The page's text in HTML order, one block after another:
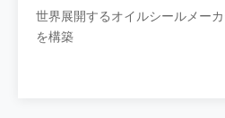
世界展開するオイルシールメー
を構築